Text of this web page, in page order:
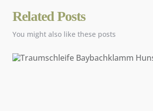
Related Posts
You might also like these posts